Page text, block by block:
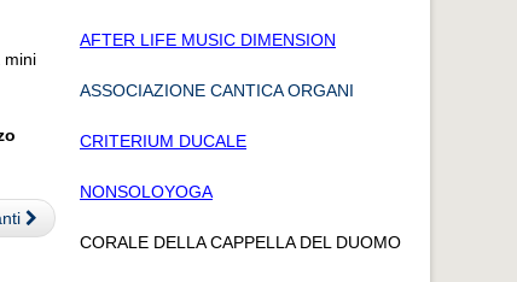
mini
AFTER LIFE MUSIC DIMENSION
ASSOCIAZIONE CANTICA ORGANI
CRITERIUM DUCALE
NONSOLOYOGA
CORALE DELLA CAPPELLA DEL DUOMO